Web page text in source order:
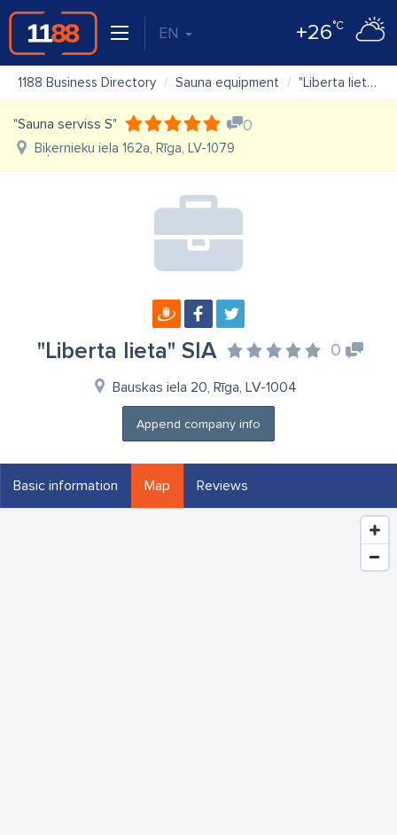
EN +26°C
1188 Business Directory Sauna equipment "Liberta lieta" SIA
"Sauna serviss S" 0
Biķernieku iela 162a, Rīga, LV-1079
"Liberta lieta" SIA 0
Bauskas iela 20, Rīga, LV-1004
Append company info
Basic information Map Reviews